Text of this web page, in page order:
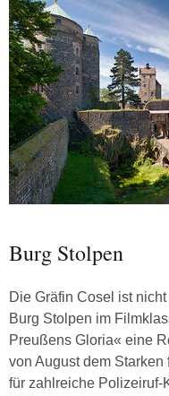
Burg Stolpen
Die Gräfin Cosel ist
Burg Stolpen im
Preußens Gloria« eine
von August dem Starken
für zahlreiche Polizeiruf-